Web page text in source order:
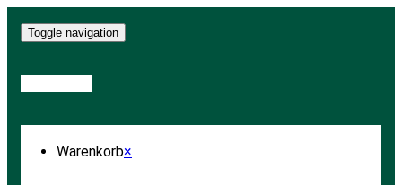
Toggle navigation
Warenkorb×